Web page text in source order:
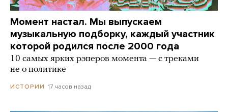
Момент настал. Мы выпускаем
музыкальную подборку, каждый участник
которой родился после 2000 года
10 самых ярких рэперов момента — с треками
не о политике
ИСТОРИИ 17 часов назад